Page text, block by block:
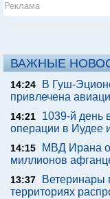
Реклама
ВАЖНЫЕ
14:24
В Гуш-
привлечена
14:21
1039-й день
операции в Иудее
14:15
МВД Ирана
миллионов
13:37
Ветеринары
территориях